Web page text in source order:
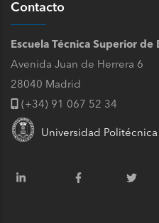
Contacto
Escuela Técnica Superior de
Avenida Juan de Herrera 6
28040 Madrid
(+34) 91 067 52 34
Universidad